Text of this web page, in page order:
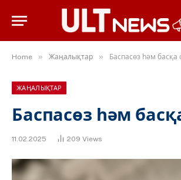
Home » Жаңалықтар » Баспасөз һәм басқа
ЖАҢАЛЫҚТАР
Баспасөз һәм
11.02.2025 209 Views